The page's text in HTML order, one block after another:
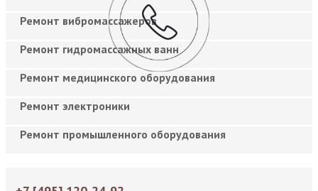
Ремонт вибромассажеров
Ремонт гидромассажных ванн
Ремонт медицинского оборудования
Ремонт электроники
Ремонт промышленного оборудования